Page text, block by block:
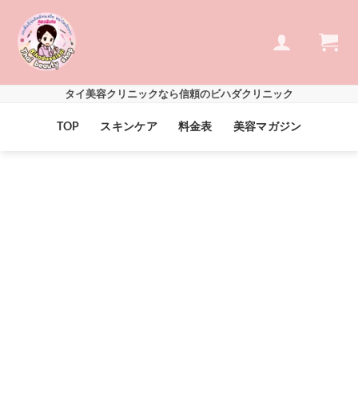
content
タイ美容クリニックなら信頼のビハダクリニック
TOP スキンケア 料金表 美容マガジン